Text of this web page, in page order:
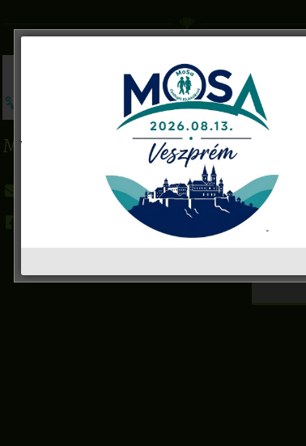
MoSa Gyalogló Klubhálózat
gyaloglo@mosa.hu
Név
E-mail